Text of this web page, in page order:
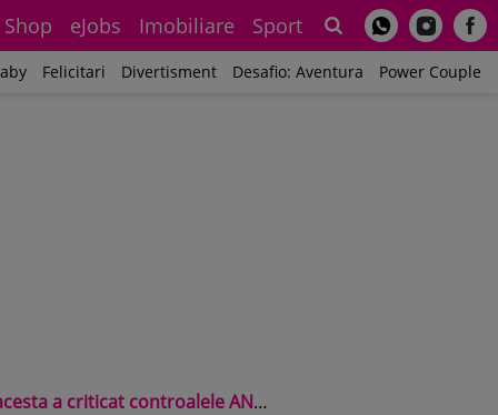
Shop eJobs Imobiliare Sport
Felicitari Divertisment Desafio: Aventura Power Couple
găti carne putredă! Eşti mincinos şi nemernic!”